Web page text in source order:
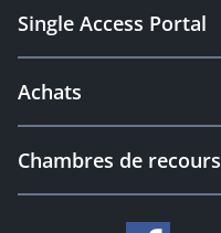
Single Access Portal
Achats
Chambres de recours